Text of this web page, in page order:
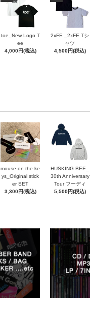
toe_New Logo T
ee
4,000円(税込)
2xFE _2xFE Tシ
ャツ
4,500円(税込)
mouse on the ke
ys_Original stick
er SET
3,300円(税込)
HUSKING BEE_
30th Anniversary
Tour フーディ
5,500円(税込)